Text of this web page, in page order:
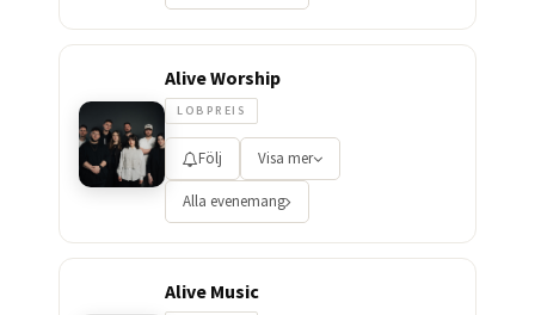
Alive Worship
LOBPREIS
Följ Visa mer
Alla evenemang
Alive Music